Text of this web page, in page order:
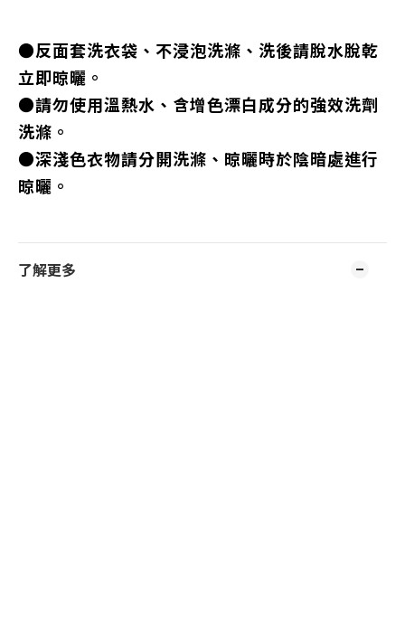
●反面套洗衣袋、不浸泡洗滌、洗後請脫水脫乾
立即晾曬。
●請勿使用溫熱水、含增色漂白成分的強效洗劑
洗滌。
●深淺色衣物請分開洗滌、晾曬時於陰暗處進行
晾曬。
了解更多